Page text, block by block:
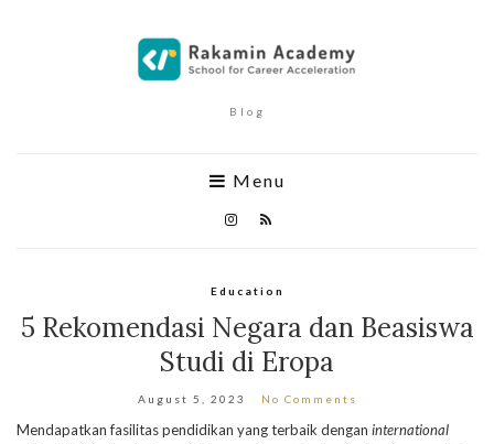
Blog
Menu
Education
5 Rekomendasi Negara dan Beasiswa
Studi di Eropa
August 5, 2023 No Comments
Mendapatkan fasilitas pendidikan yang terbaik dengan international